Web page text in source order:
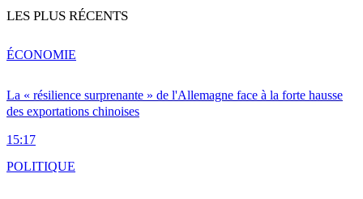
LES PLUS RÉCENTS
La « résilience surprenante » de l'Allemagne face à la forte hausse
des exportations chinoises
15:17
ÉCONOMIE
POLITIQUE